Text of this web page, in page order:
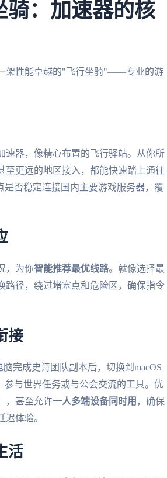
骑：加速器的核
架性能卓越的"飞行坐骑"——专业的游
速器，像精心布置的飞行驿站。从你所
至更远的地区接入，都能快速踏上通往
否稳定连接国内主要游戏服务器，覆
，为你智能推荐最优线路。就像选择最
路径，绕过堵塞点和危险区，确保指令
接
完成史诗团队副本后，切换到macOS
参与世界任务或与公会交流的工具。优
，甚至允许一人多端设备同时用 ，确保
体验。
活